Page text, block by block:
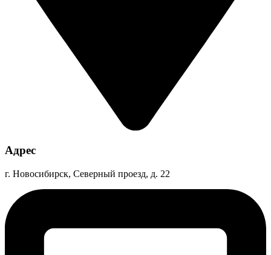
Адрес
г. Новосибирск, Северный проезд, д. 22